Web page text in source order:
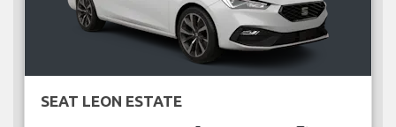
SEAT LEON ESTATE